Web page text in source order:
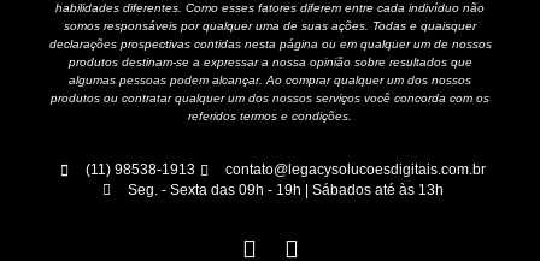
habilidades diferentes. Como esses fatores diferem entre cada indivíduo não
somos responsáveis por qualquer uma de suas ações. Todas e quaisquer
declarações prospectivas contidas nesta página ou em qualquer um de nossos
produtos destinam-se a expressar a nossa opinião sobre resultados que
algumas pessoas podem alcançar. Ao comprar qualquer um dos nossos
produtos ou contratar qualquer um dos nossos serviços você concorda com os
referidos termos e condições.
(11) 98538-1913
contato@legacysolucoesdigitais.com.br
Seg. - Sexta das 09h - 19h | Sábados até às 13h